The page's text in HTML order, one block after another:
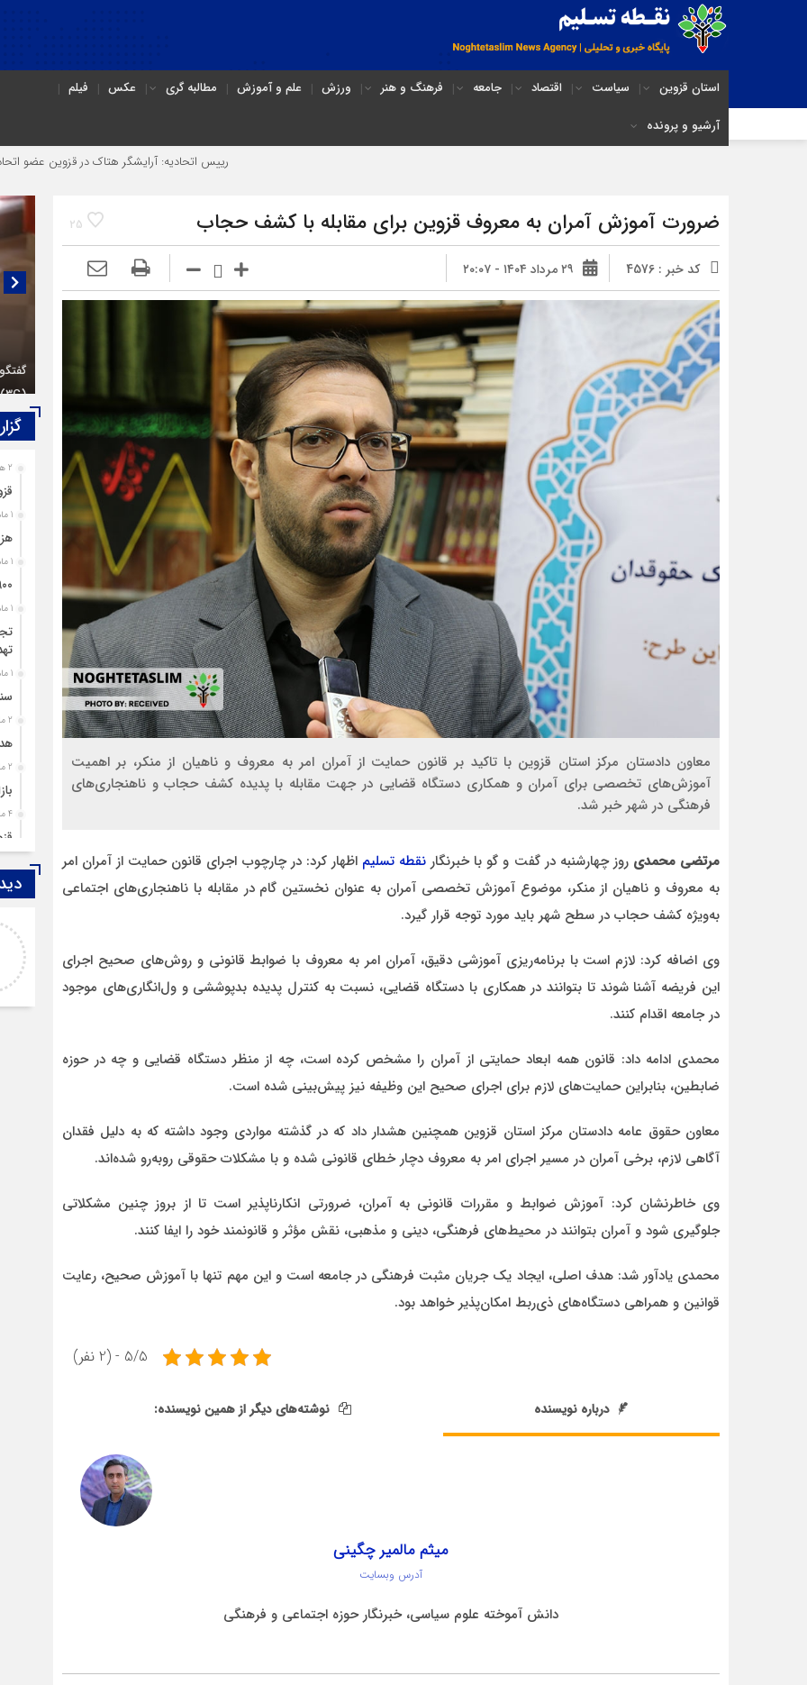
استان قزوین سیاست اقتصاد جامعه فرهنگ و هنر ورزش علم و آموزش مطالبه گری عکس
فیلم
آرشیو و پرونده
رییس اتحادیه: آرایشگر هتاک در قزوین عضو اتحادیه نبود
25 ضرورت آموزش آمران به معروف قزوین برای مقابله با کشف حجاب
کد خبر : 4576 ۲۹ مرداد ۱۴۰۴ - ۲۰:۰۷
معاون دادستان مرکز استان قزوین با تاکید بر قانون حمایت از آمران امر به معروف و ناهیان از منکر، بر اهمیت
آموزش‌های تخصصی برای آمران و همکاری دستگاه قضایی در جهت مقابله با پدیده کشف حجاب و ناهنجاری‌های
فرهنگی در شهر خبر شد.
مرتضی محمدی روز چهارشنبه در گفت و گو با خبرنگار نقطه تسلیم اظهار کرد: در چارچوب اجرای قانون حمایت از آمران امر
به معروف و ناهیان از منکر، موضوع آموزش تخصصی آمران به عنوان نخستین گام در مقابله با ناهنجاری‌های اجتماعی
به‌ویژه کشف حجاب در سطح شهر باید مورد توجه قرار گیرد.
وی اضافه کرد: لازم است با برنامه‌ریزی آموزشی دقیق، آمران امر به معروف با ضوابط قانونی و روش‌های صحیح اجرای
این فریضه آشنا شوند تا بتوانند در همکاری با دستگاه قضایی، نسبت به کنترل پدیده بدپوششی و ول‌انگاری‌های موجود
در جامعه اقدام کنند.
محمدی ادامه داد: قانون همه ابعاد حمایتی از آمران را مشخص کرده است، چه از منظر دستگاه قضایی و چه در حوزه
ضابطین، بنابراین حمایت‌های لازم برای اجرای صحیح این وظیفه نیز پیش‌بینی شده است.
معاون حقوق عامه دادستان مرکز استان قزوین همچنین هشدار داد که در گذشته مواردی وجود داشته که به دلیل فقدان
آگاهی لازم، برخی آمران در مسیر اجرای امر به معروف دچار خطای قانونی شده و با مشکلات حقوقی روبه‌رو شده‌اند.
وی خاطرنشان کرد: آموزش ضوابط و مقررات قانونی به آمران، ضرورتی انکارناپذیر است تا از بروز چنین مشکلاتی
جلوگیری شود و آمران بتوانند در محیط‌های فرهنگی، دینی و مذهبی، نقش مؤثر و قانونمند خود را ایفا کنند.
محمدی یادآور شد: هدف اصلی، ایجاد یک جریان مثبت فرهنگی در جامعه است و این مهم تنها با آموزش صحیح، رعایت
قوانین و همراهی دستگاه‌های ذی‌ربط امکان‌پذیر خواهد بود.
5/5 - (2 نفر)
درباره نویسنده نوشته‌های دیگر از همین نویسنده:
میثم مالمیر چگینی
آدرس وبسایت
دانش آموخته علوم سیاسی، خبرنگار حوزه اجتماعی و فرهنگی
(۳C)
2 هفته قبل
1 ماه قبل
1 ماه قبل
۹۰۰ پرونده برای
1 ماه قبل
1 ماه قبل
2 ماه قبل
2 ماه قبل
4 ماه قبل
قزوین ۱۴۰۴،
خدا لعنتشون کنه که فقط نکات منفی ما رو نمایش
میدن
روحشان شاد. دقیقا مشکل کشور ما این اس که به
موضوع مدیر و مدیریت اهمیت داده نمیشود.
وقتی هر فردی با هر تحصیلات